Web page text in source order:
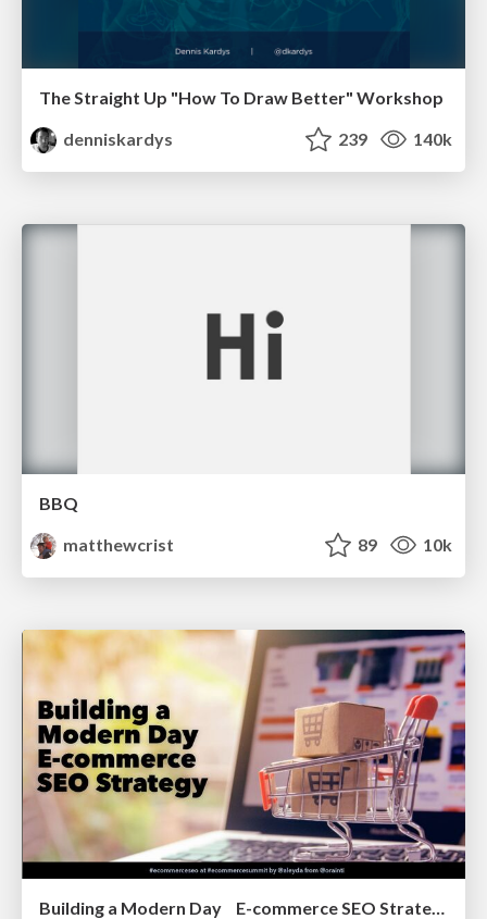
The Straight Up "How To Draw Better" Workshop
denniskardys
239 140k
BBQ
matthewcrist
89 10k
Building a Modern Day E-commerce SEO Strategy